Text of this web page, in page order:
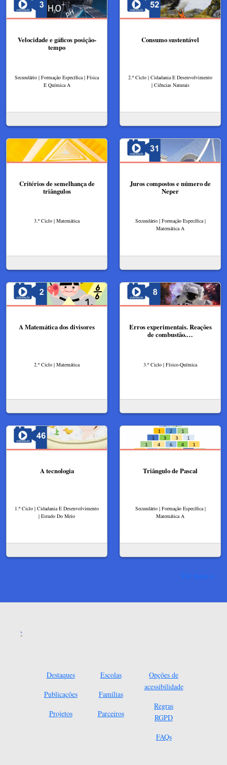
Velocidade e gáficos posição-
tempo
Secundário | Formação Específica | Física
E Química A
Consumo sustentável
2.º Ciclo | Cidadania E Desenvolvimento
| Ciências Naturais
Critérios de semelhança de
triângulos
3.º Ciclo | Matemática
Juros compostos e número de
Neper
Secundário | Formação Específica |
Matemática A
A Matemática dos divisores
2.º Ciclo | Matemática
Erros experimentais. Reações
de combustão.…
3.º Ciclo | Físico-Química
A tecnologia
1.º Ciclo | Cidadania E Desenvolvimento
| Estudo Do Meio
Triângulo de Pascal
Secundário | Formação Específica |
Matemática A
Ver mais
Destaques
Publicações
Projetos
Escolas
Famílias
Parceiros
Opções de
acessibilidade
Regras
RGPD
FAQs